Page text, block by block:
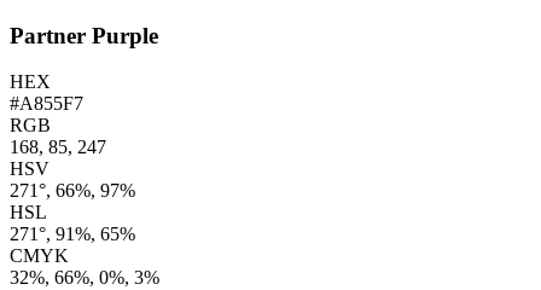
Partner Purple
HEX
#A855F7
RGB
168, 85, 247
HSV
271°, 66%, 97%
HSL
271°, 91%, 65%
CMYK
32%, 66%, 0%, 3%